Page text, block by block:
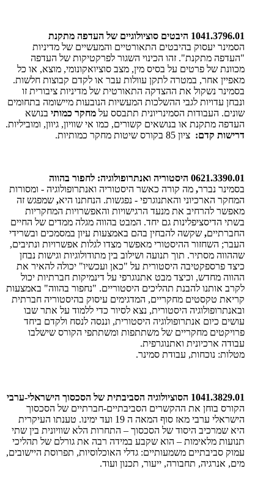
1041.3796.01 היבטים סוציולוגיים של העדפה מתקנת
הסמינר יעסוק בהיבטים התאורטיים והמעשיים של מדיניות
"העדפה מתקנת". זהו הכינוי השגור לפרקטיקות של העדפה
מכוונת של פרטים על בסיס מין, מצב סוציואקונומי, מוצא, או כל
מאפיין אחר, במטרה לתקן עוולות עבר או לקדם קבוצות חלשות.
בסמינר נשקול את ההצדקה התאורטית של מדיניות ציבורית זו
ונבחן עדויות לגבי ההשלכות המעשיות הנובעות מיישומה בתחומים
שונים. העבודות הסמינריונית תתבסס על מחקר כמותי בנושא
העדפה מתקנת או בנושאים קשורים, כמו אי שוויון, גיוון, ומוביליות.
דרישות קדם: ציון 85 בקורס שיטות מחקר כמותיות.
0621.3390.01 היסטוריה ואנתרופולוגיה: לחפור בהווה
בסמינר נברר, מה קורה כאשר היסטוריה ואנתרופולוגיה - ומסורות
המחקר הארכיוני והאתנוגרפי - נפגשות. הנחתנו היא, שמפגש זה
מאפשר להרחיב את מנעד הרגישויות והאפשרויות המחקריות
בשתי הדיסציפלינות גם יחד. המבט בהווה מגלה ממדים של החיים
החברתיים, שקשה להבחין בהם באמצעות עיון במסמכים ובשרידי
העבר; השחזור ההיסטורי מאפשר מצדו לגלות אפשרויות ונתיבים,
שההווה מסתיר. תוך תנועה ושילוב בין מתודולוגיות וגישות נבחן
כיצד פרספקטיבה היסטורית על "כאן ועכשיו" יכולה להאיר את
ההווה מחדש, וכיצד מבט אתנוגרפי על דינמיקות חברתיות יכול
לקרב אותנו להבנת תהליכים היסטוריים. "נחפור בהווה" באמצעות
קריאת טקסטים מחקריים, המדגימים עיסוק בהיסטוריה חברתית
ובאנתרופולוגיה היסטורית, נצא לסיור כדי ללמוד על אתר שבו
עושים כיום אנתרופולוגיה היסטורית, וננסה לנסח ולקדם ביחד
פרויקטים מחקריים של משתתפות ומשתתפי הקורס שישלבו
עבודה ארכיונית ואתנוגרפית.
​מטלות: נוכחות, עבודת סמינר.
1041.3829.01 הסוציולוגיה הסביבתית של הסכסוך הישראלי-ערבי
הקורס בוחן את ההקשרים הסביבתיים-חברתיים של הסכסוך
הישראלי ערבי מאז סוף המאה ה 19 ועד ימינו. טענתו העיקרית
היא שמרכיב היסוד של הסכסוך – התחרות הלא שוויונית בין שתי
תנועות מלאימות – הוא שקבע במידה רבה את גורלם של תהליכי
עמוק סביבתיים משמעותיים: גדלי האוכלוסיות, תפרוסת היישובים,
מים, אנרגיה, תחבורה, ייעור, תכנון ועוד.​